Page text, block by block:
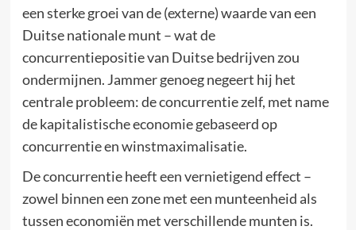
een sterke groei van de (externe) waarde van een
Duitse nationale munt – wat de
concurrentiepositie van Duitse bedrijven zou
ondermijnen. Jammer genoeg negeert hij het
centrale probleem: de concurrentie zelf, met name
de kapitalistische economie gebaseerd op
concurrentie en winstmaximalisatie.
De concurrentie heeft een vernietigend effect –
zowel binnen een zone met een munteenheid als
tussen economiën met verschillende munten is.